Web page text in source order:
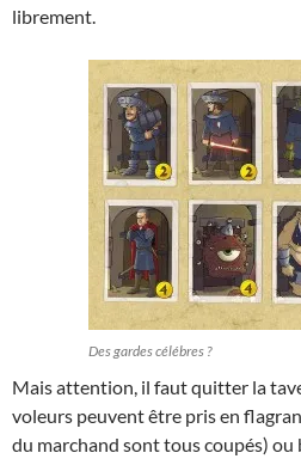
librement.
Des gardes célébres ?
Mais attention, il faut quitter la
voleurs peuvent être pris en
du marchand sont tous coupés) ou